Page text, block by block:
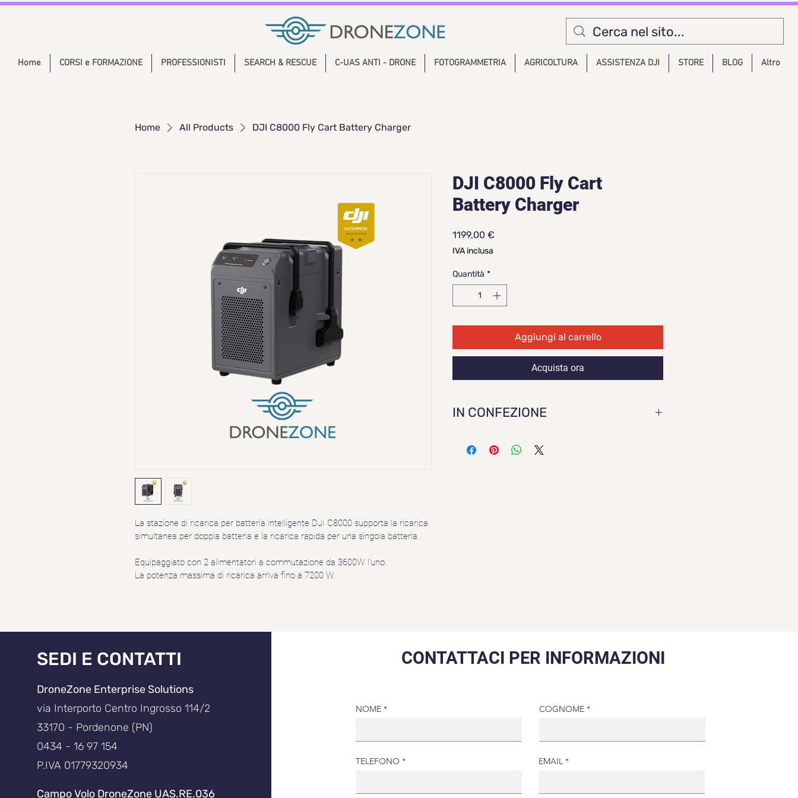
Home CORSI e FORMAZIONE PROFESSIONISTI SEARCH & RESCUE C-UAS ANTI - DRONE FOTOGRAMMETRIA AGRICOLTURA ASSISTENZA DJI STORE BLOG Altro
Home All Products DJI C8000 Fly Cart Battery Charger
La stazione di ricarica per batteria intelligente DJI C8000 supporta la ricarica
simultanea per doppia batteria e la ricarica rapida per una singola batteria.
Equipaggiato con 2 alimentatori a commutazione da 3600W l'uno.
La potenza massima di ricarica arriva fino a 7200 W.
DJI C8000 Fly Cart
Battery Charger
1199,00 €
IVA inclusa
Quantità *
Aggiungi al carrello
Acquista ora
IN CONFEZIONE
2x AC CABLE 220V
SEDI E CONTATTI
DroneZone Enterprise Solutions
via Interporto Centro Ingrosso 114/2
33170 - Pordenone (PN)
0434 - 16 97 154
P.IVA 01779320934
Campo Volo DroneZone UAS.RE.036
CONTATTACI PER INFORMAZIONI
NOME COGNOME
TELEFONO EMAIL